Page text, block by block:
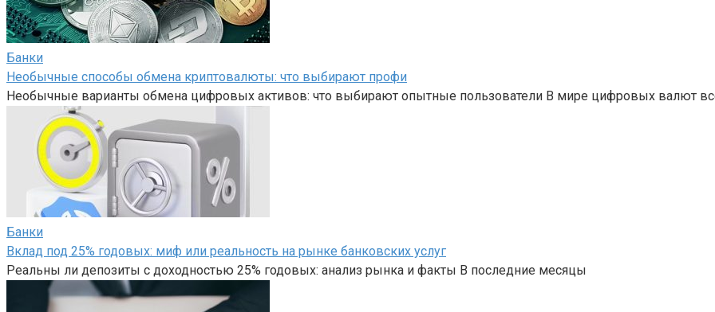
Банки
Необычные способы обмена криптовалюты: что выбирают профи
Необычные варианты обмена цифровых активов: что выбирают опытные пользователи В мире цифровых валют
Банки
Вклад под 25% годовых: миф или реальность на рынке банковских услуг
Реальны ли депозиты с доходностью 25% годовых: анализ рынка и факты В последние месяцы